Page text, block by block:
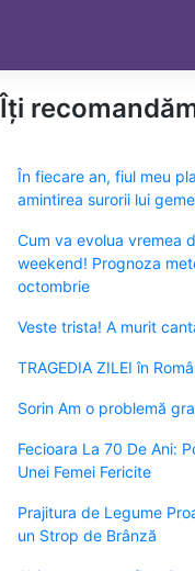
Îți
În fiecare an, fiul meu
amintirea surorii lui
Cum va evolua vremea
weekend! Prognoza
octombrie
Veste trista! A murit
TRAGEDIA ZILEI în
Sorin Am o problemă
Fecioara La 70 De Ani:
Unei Femei Fericite
Prajitura de Legume
un Strop de Brânză